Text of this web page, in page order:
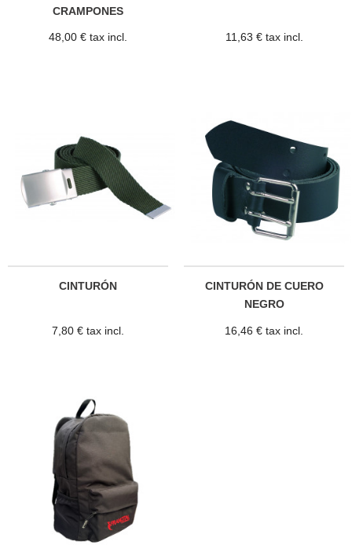
CRAMPONES
48,00 € tax incl. 11,63 € tax incl.
CINTURÓN
7,80 € tax incl.
CINTURÓN DE CUERO
NEGRO
16,46 € tax incl.